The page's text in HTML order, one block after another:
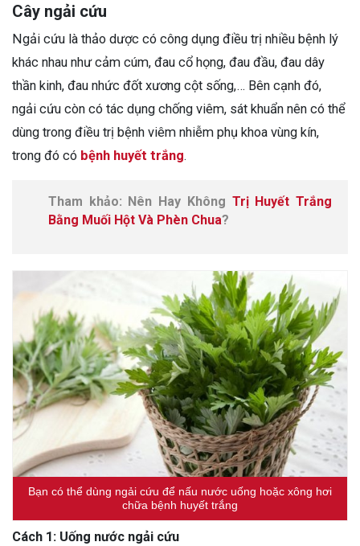
Cây ngải cứu
Ngải cứu là thảo dược có công dụng điều trị nhiều bệnh lý
khác nhau như cảm cúm, đau cổ họng, đau đầu, đau dây
thần kinh, đau nhức đốt xương cột sống,… Bên cạnh đó,
ngải cứu còn có tác dụng chống viêm, sát khuẩn nên có thể
dùng trong điều trị bệnh viêm nhiễm phụ khoa vùng kín,
trong đó có bệnh huyết trắng.
Tham khảo: Nên Hay Không Trị Huyết Trắng
Bằng Muối Hột Và Phèn Chua?
Bạn có thể dùng ngải cứu để nấu nước uống hoặc xông hơi
chữa bệnh huyết trắng
Cách 1: Uống nước ngải cứu